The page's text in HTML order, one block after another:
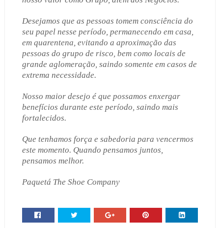
Desejamos que as pessoas tomem consciência do
seu papel nesse período, permanecendo em casa,
em quarentena, evitando a aproximação das
pessoas do grupo de risco, bem como locais de
grande aglomeração, saindo somente em casos de
extrema necessidade.
Nosso maior desejo é que possamos enxergar
benefícios durante este período, saindo mais
fortalecidos.
Que tenhamos força e sabedoria para vencermos
este momento. Quando pensamos juntos,
pensamos melhor.
Paquetá The Shoe Company